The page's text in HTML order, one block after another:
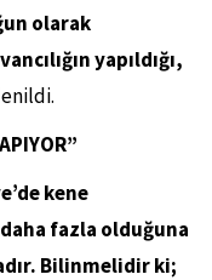
olarak
yapıldığı,
kene
fazla olduğuna
Bilinmelidir ki;